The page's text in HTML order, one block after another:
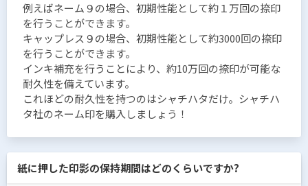
例えばネーム９の場合、初期性能として約１万回の捺印
を行うことができます。
キャップレス９の場合、初期性能として約3000回の捺印
を行うことができます。
インキ補充を行うことにより、約10万回の捺印が可能な
耐久性を備えています。
これほどの耐久性を持つのはシャチハタだけ。シャチハ
タ社のネーム印を購入しましょう！
紙に押した印影の保持期間はどのくらいですか?